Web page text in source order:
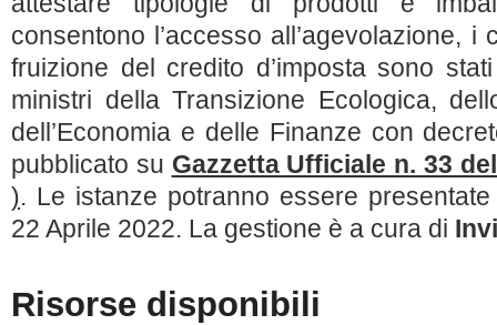
consentono l’accesso all’agevolazione,
fruizione del credito d’imposta sono
ministri della Transizione Ecologica,
dell’Economia e delle Finanze con
pubblicato su Gazzetta Ufficiale n. 33
). Le istanze potranno essere
22 Aprile 2022. La gestione è a cura di
Risorse disponibili